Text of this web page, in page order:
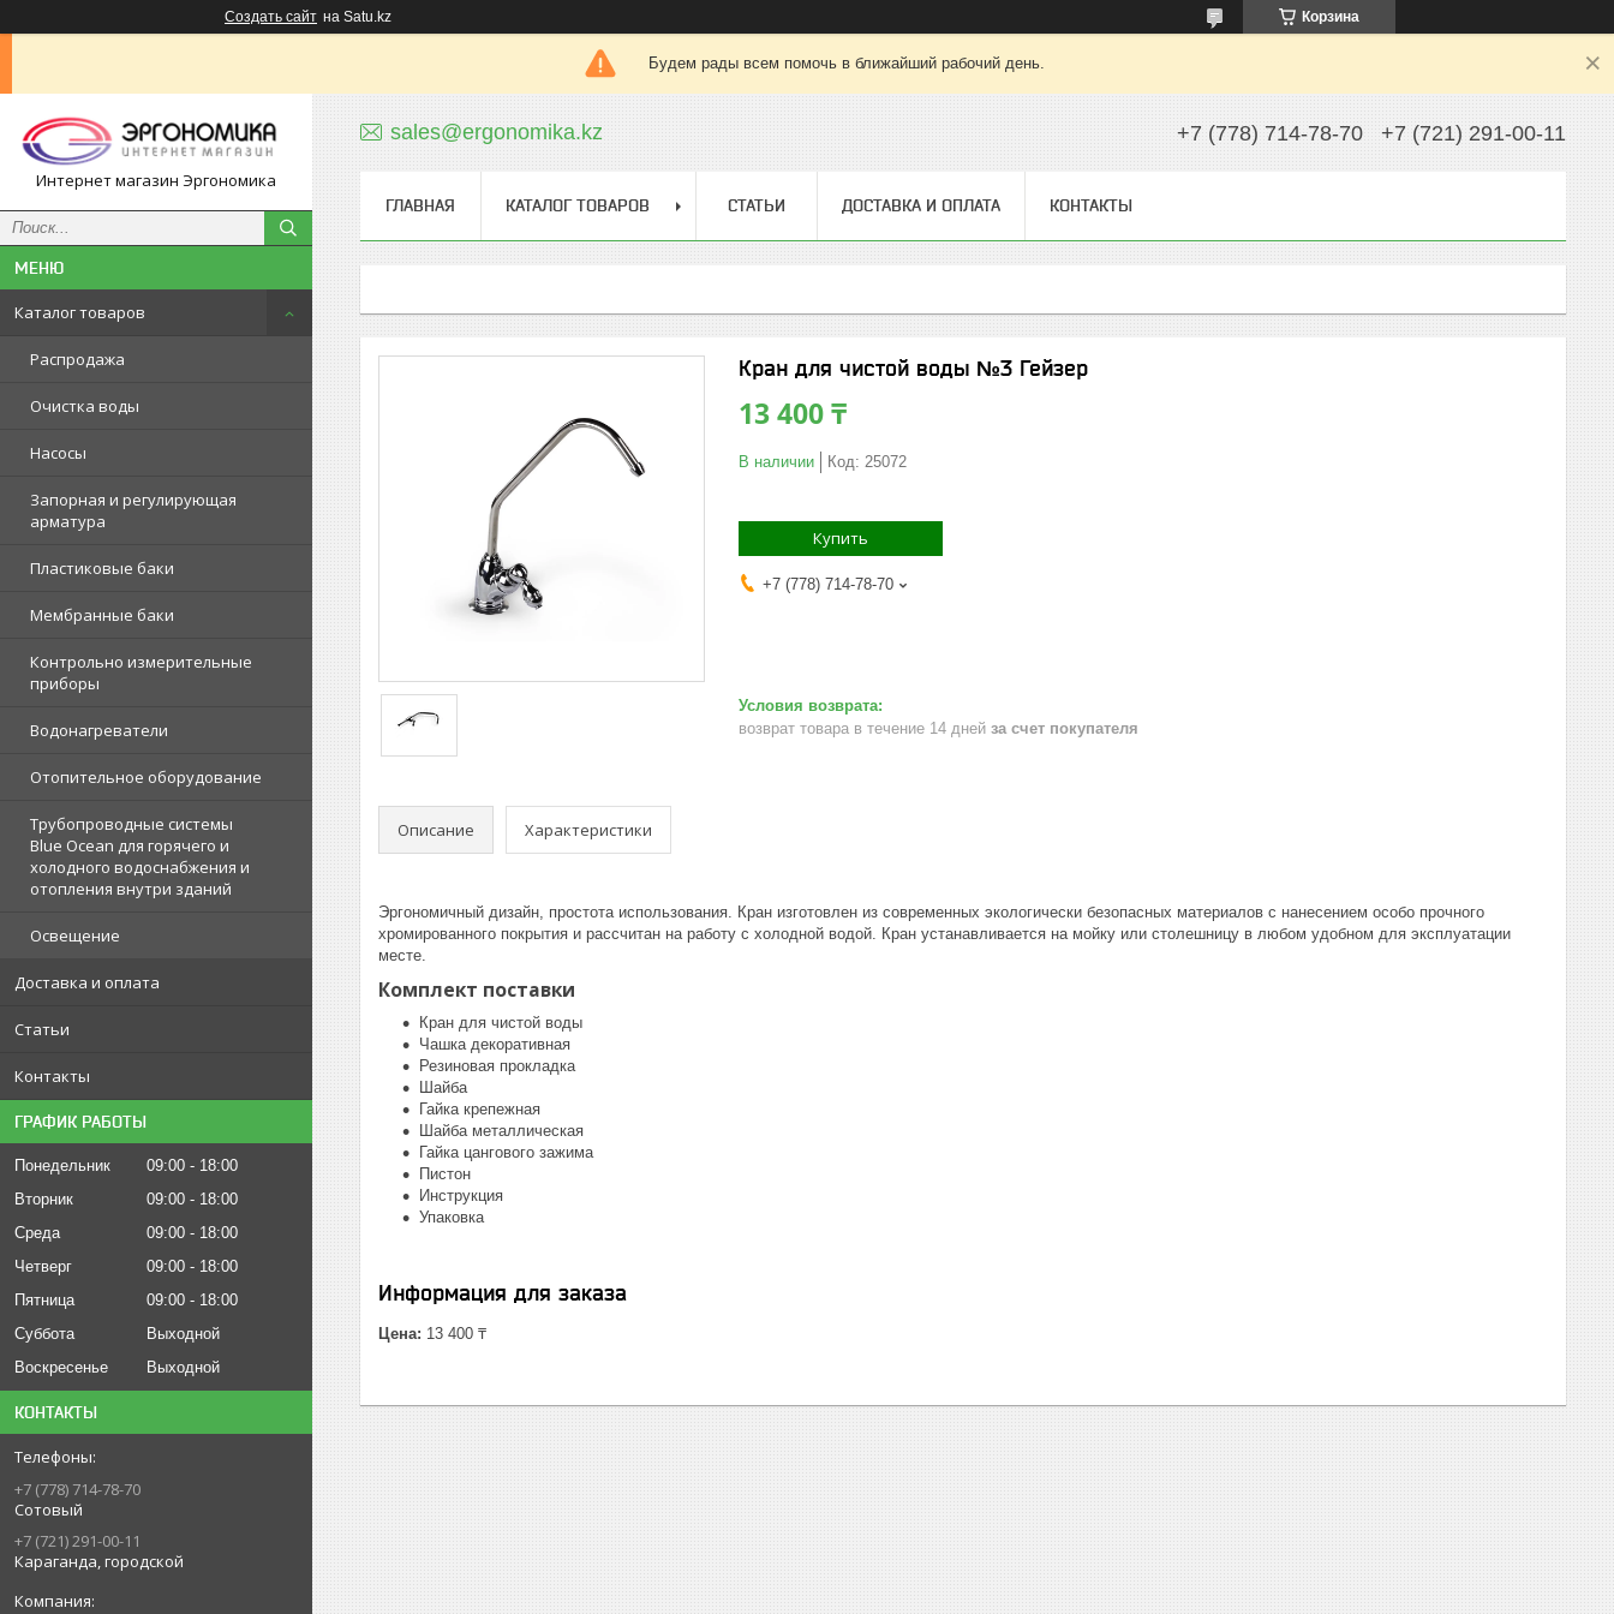
Создать сайт на Satu.kz Корзина
Будем рады всем помочь в ближайший рабочий день.
Интернет магазин Эргономика
Каталог товаров
Распродажа
Очистка воды
Насосы
Запорная и регулирующая
арматура
Пластиковые баки
Мембранные баки
Контрольно измерительные
приборы
Водонагреватели
Отопительное оборудование
Трубопроводные системы
Blue Ocean для горячего и
холодного водоснабжения и
отопления внутри зданий
Освещение
Доставка и оплата
Статьи
Контакты
ГРАФИК РАБОТЫ
Понедельник 09:00
18:00
Вторник
09:00
18:00
Среда
09:00
18:00
Четверг
09:00
18:00
Пятница
09:00
18:00
Суббота
Выходной
Воскресенье
Выходной
КОНТАКТЫ
+7 (778) 714-78-70
Сотовый
+7 (721) 291-00-11
Караганда, городской
sales@ergonomika.kz +7 (778) 714-78-70 +7 (721) 291-00-11
ГЛАВНАЯ КАТАЛОГ ТОВАРОВ СТАТЬИ ДОСТАВКА И ОПЛАТА КОНТАКТЫ
Кран для чистой воды №3 Гейзер
13 400 ₸
В наличии Код: 25072
Купить
+7 (778) 714-78-70
возврат товара в течение 14 дней за счет покупателя
Описание Характеристики
Эргономичный дизайн, простота использования. Кран изготовлен из современных экологически безопасных материалов с нанесением особо прочного
хромированного покрытия и рассчитан на работу с холодной водой. Кран устанавливается на мойку или столешницу в любом удобном для эксплуатации
месте.
Комплект поставки
Кран для чистой воды
Чашка декоративная
Резиновая прокладка
Шайба
Гайка крепежная
Шайба металлическая
Гайка цангового зажима
Пистон
Инструкция
Упаковка
Информация для заказа
Цена: 13 400 ₸